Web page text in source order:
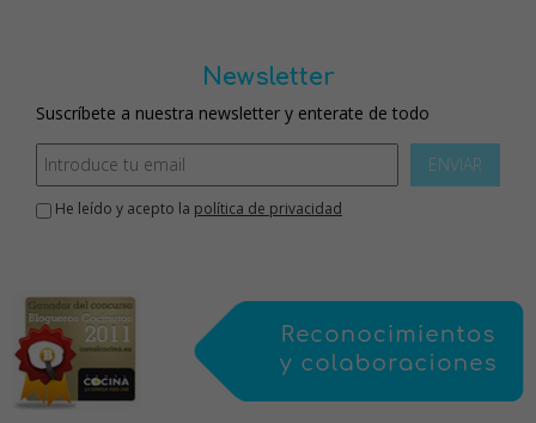
Newsletter
Suscríbete a nuestra newsletter y enterate de todo
ENVIAR
He leído y acepto la política de privacidad